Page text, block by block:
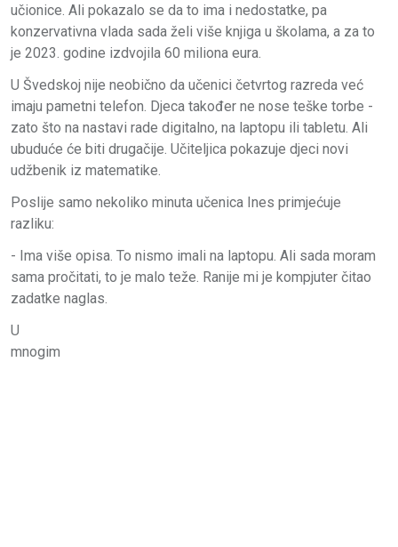
učionice. Ali pokazalo se da to ima i nedostatke, pa
konzervativna vlada sada želi više knjiga u školama, a za to
je 2023. godine izdvojila 60 miliona eura.
U Švedskoj nije neobično da učenici četvrtog razreda već
imaju pametni telefon. Djeca također ne nose teške torbe -
zato što na nastavi rade digitalno, na laptopu ili tabletu. Ali
ubuduće će biti drugačije. Učiteljica pokazuje djeci novi
udžbenik iz matematike.
Poslije samo nekoliko minuta učenica Ines primjećuje
razliku:
- Ima više opisa. To nismo imali na laptopu. Ali sada moram
sama pročitati, to je malo teže. Ranije mi je kompjuter čitao
zadatke naglas.
U
mnogim